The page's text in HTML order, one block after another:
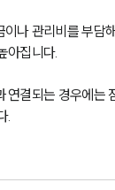
나 관리비를 부담
아집니다.
연결되는 경우에는
.